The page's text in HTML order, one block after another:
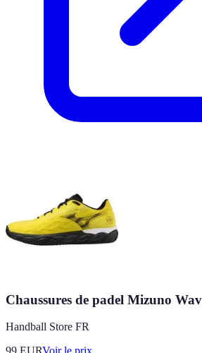
Chaussures de padel Mizuno
Handball Store FR